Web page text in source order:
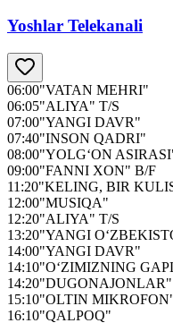
Yoshlar Telekanali
06:00"VATAN MEHRI"
06:05"ALIYA" T/S
07:00"YANGI DAVR"
07:40"INSON QADRI"
08:00"YOLG‘ON
09:00"FANNI XON" B/F
11:20"KELING, BIR
12:00"MUSIQA"
12:20"ALIYA" T/S
13:20"YANGI
14:00"YANGI DAVR"
14:10"O‘ZIMIZNING
14:20"DUGONAJONLAR"
15:10"OLTIN
16:10"QALPOQ"